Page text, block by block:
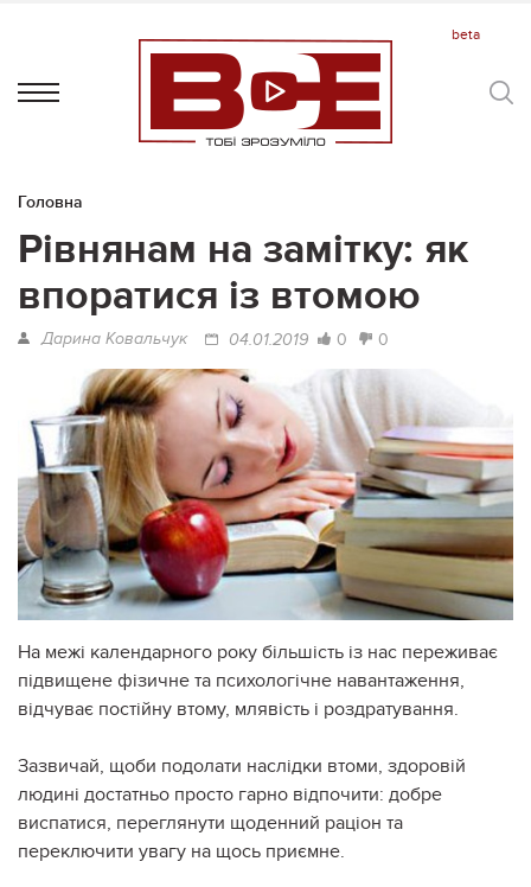
Головна
Рівнянам на замітку: як
впоратися із втомою
Дарина Ковальчук 04.01.2019 0 0
На межі календарного року більшість із нас переживає
підвищене фізичне та психологічне навантаження,
відчуває постійну втому, млявість і роздратування.
Зазвичай, щоби подолати наслідки втоми, здоровій
людині достатньо просто гарно відпочити: добре
виспатися, переглянути щоденний раціон та
переключити увагу на щось приємне.